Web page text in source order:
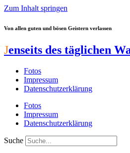
Zum Inhalt springen
Von allen guten und bösen Geistern verlassen
Jenseits des täglichen
Fotos
Impressum
Datenschutzerklärung
Fotos
Impressum
Datenschutzerklärung
Suche